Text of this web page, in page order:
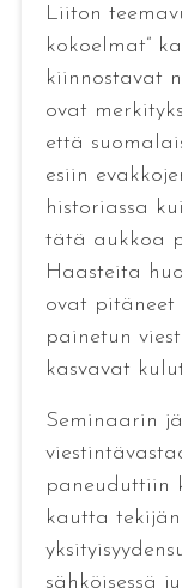
Liiton
kokoelmat”
kiinnostavat
ovat
että
esiin
historiassa
tätä aukkoa
Haasteita
ovat pitäneet
painetun
kasvavat
Seminaarin
paneuduttiin
kautta
sähköisessä